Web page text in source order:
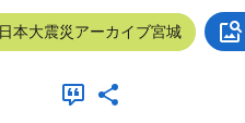
本大震災アーカイブ宮城